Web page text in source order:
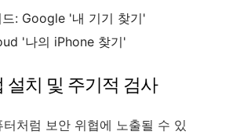
드: Google '내 기기 찾기'
'나의 iPhone 찾기'
설치 및 주기적 검사
처럼 보안 위협에 노출될 수 있